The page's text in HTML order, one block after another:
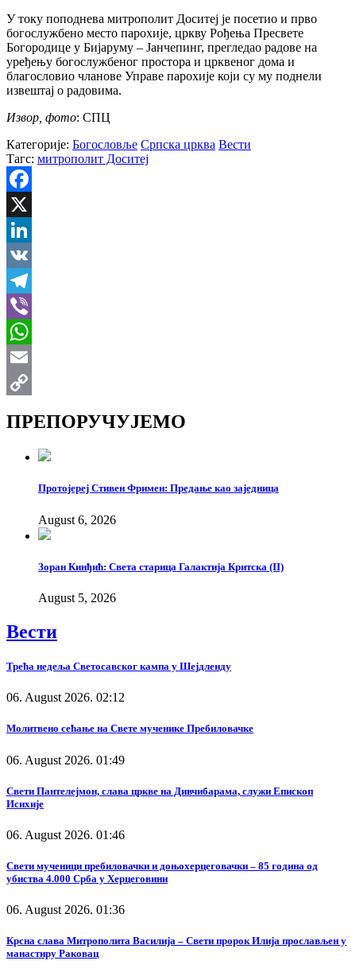
У току поподнева митрополит Доситеј је посетио и прво
богослужбено место парохије, цркву Рођења Пресвете
Богородице у Бијаруму – Јанчепинг, прегледао радове на
уређењу богослужбеног простора и црквеног дома и
благословио чланове Управе парохије који су му поднели
извештај о радовима.
Извор, фото: СПЦ
Категорије: Богословље Српска црква Вести
Тагс: митрополит Доситеј
Facebook
X
LinkedIn
VK
Telegram
Viber
WhatsApp
Email
ПРЕПОРУЧУЈЕМО
Протојереј Стивен Фримен: Предање као заједница
August 6, 2026
Зоран Кинђић: Света старица Галактија Критска (II)
August 5, 2026
Вести
Трећа недеља Светосавског кампа у Шејдленду
06. August 2026. 02:12
Молитвено сећање на Свете мученике Пребиловачке
06. August 2026. 01:49
Свети Пантелејмон, слава цркве на Дивчибарама, служи Епископ
Исихије
06. August 2026. 01:46
Свети мученици пребиловачки и доњохерцеговачки – 85 година од
убиства 4.000 Срба у Херцеговини
06. August 2026. 01:36
Крсна слава Митрополита Василија – Свети пророк Илија прослављен у
манастиру Раковац